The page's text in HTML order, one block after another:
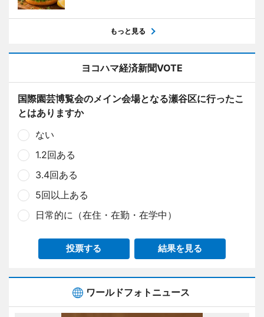
もっと見る
ヨコハマ経済新聞VOTE
国際園芸博覧会のメイン会場となる瀬谷区に行ったこ
とはありますか
ない
1.2回ある
3.4回ある
5回以上ある
日常的に（在住・在勤・在学中）
投票する 結果を見る
ワールドフォトニュース